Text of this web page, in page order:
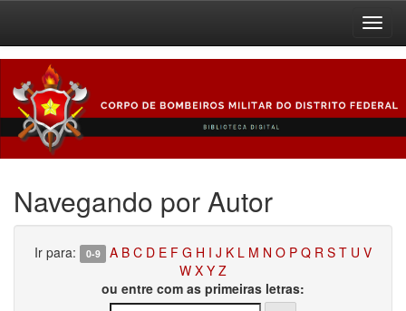
navigation
Navegando por Autor
Ir para: 0-9 A B C D E F G H I J K L M N O P Q R S T U V
W X Y Z
ou entre com as primeiras letras: